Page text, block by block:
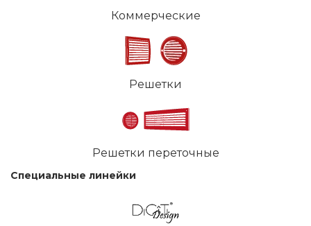
Коммерческие
Решетки
Решетки переточные
Специальные линейки